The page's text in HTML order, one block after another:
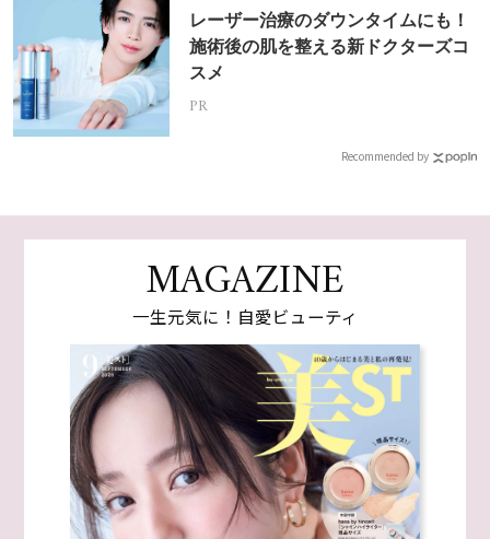
レーザー治療のダウンタイムにも！
施術後の肌を整える新ドクターズコ
スメ
PR
Recommended by
MAGAZINE
一生元気に！自愛ビューティ